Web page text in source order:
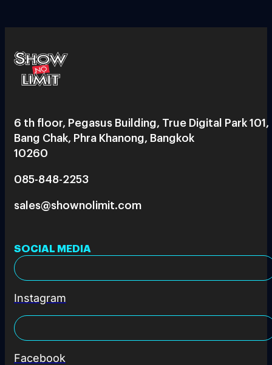
6 th floor, Pegasus Building, True Digital Park 101,
Bang Chak, Phra Khanong, Bangkok
10260
085-848-2253
sales@shownolimit.com
SOCIAL MEDIA
Instagram
Facebook